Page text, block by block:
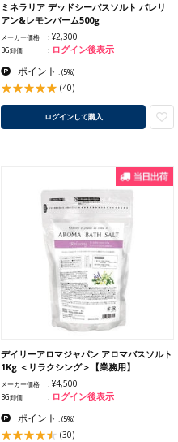
ミネラリア デッドシーバスソルト バレリ
アン&レモンバーム500g
メーカー価格 ¥2,300
BG卸価 ログイン後表示
ポイント :(5%)
(40)
ログインして購入
デイリーアロマジャパン アロマバスソルト
1Kg ＜リラクシング＞【業務用】
メーカー価格 ¥4,500
BG卸価 ログイン後表示
ポイント :(5%)
(30)